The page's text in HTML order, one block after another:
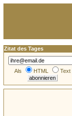
Zitat des Tages
Als HTML Text